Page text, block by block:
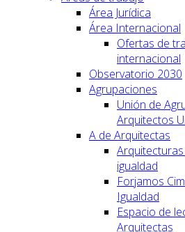
Área Jurídica
Área Internacional
Ofertas de
internacional
Observatorio 2030
Agrupaciones
Unión de
Arquitectos
A de Arquitectas
igualdad
Forjamos
Igualdad
Espacio de
Arquitectas